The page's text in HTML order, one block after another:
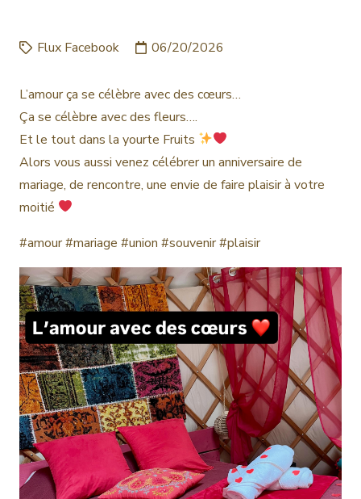
Flux Facebook 06/20/2026
L’amour ça se célèbre avec des cœurs…
Ça se célèbre avec des fleurs….
Et le tout dans la yourte Fruits
Alors vous aussi venez célébrer un anniversaire de
mariage, de rencontre, une envie de faire plaisir à votre
moitié
#amour #mariage #union #souvenir #plaisir